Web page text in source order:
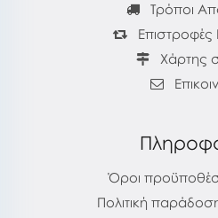
Τρόποι
Χάρτης
Όροι
Πολιτική